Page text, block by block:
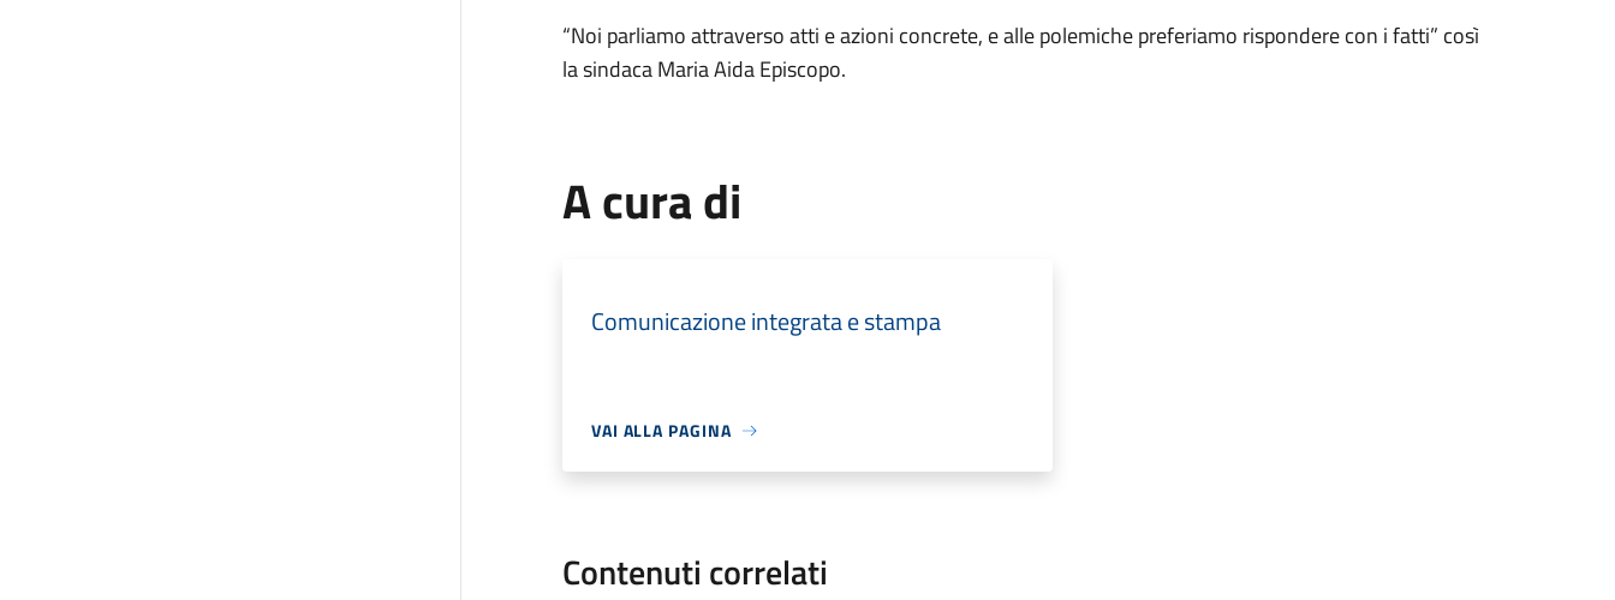
“Noi parliamo attraverso atti e azioni concrete, e alle polemiche preferiamo rispondere con i fatti” così
la sindaca Maria Aida Episcopo.
A cura di
Comunicazione integrata e stampa
VAI ALLA PAGINA
Contenuti correlati